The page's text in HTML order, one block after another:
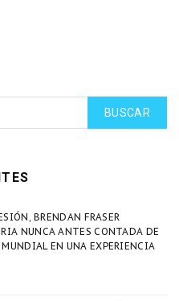
BUSCAR
BRENDAN FRASER
NUNCA ANTES CONTADA DE
EN UNA EXPERIENCIA